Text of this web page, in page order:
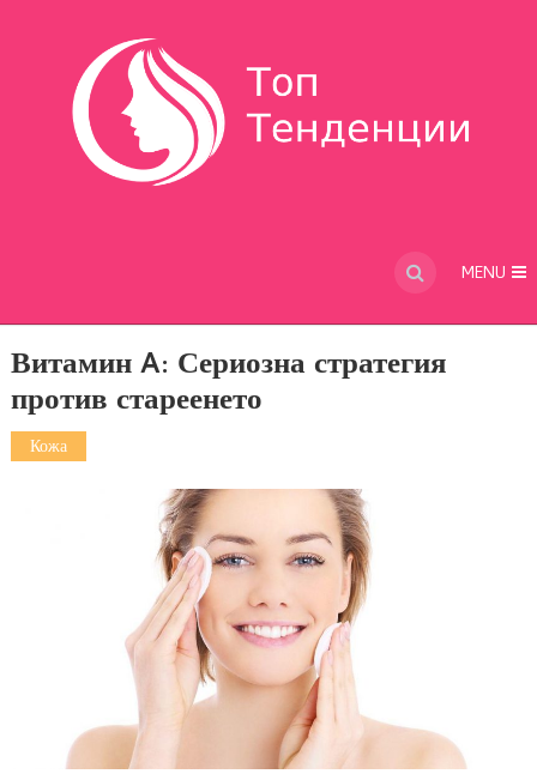
MENU
Витамин A: Сериозна стратегия
против стареенето
Кожа